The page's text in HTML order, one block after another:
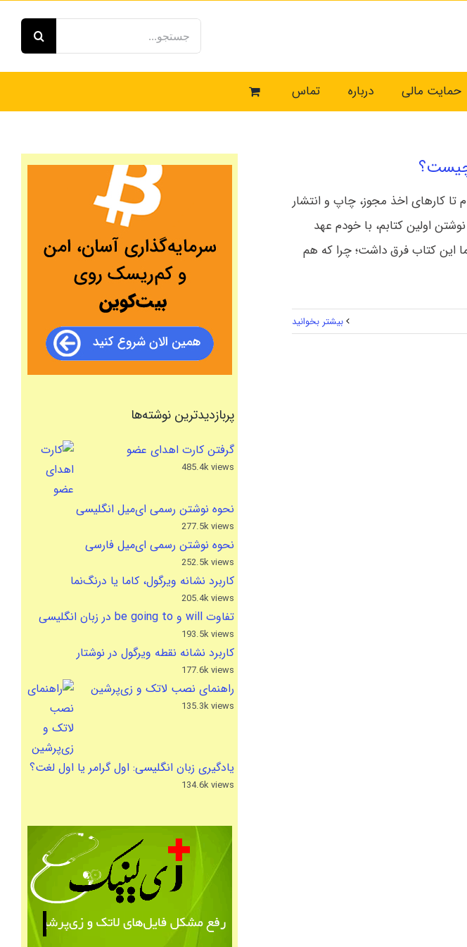
جستجو
برای:
حمایت مالی درباره تماس
تا کارهای اخذ مجوز، چاپ و انتشار
اولین کتابم، با خودم عهد
این کتاب فرق داشت؛ چرا که هم
بیشتر بخوانید
پربازدیدترین نوشته‌ها
گرفتن کارت اهدای عضو
485.4k views
نحوه نوشتن رسمی ای‌میل انگلیسی
277.5k views
نحوه نوشتن رسمی ای‌میل فارسی
252.5k views
کاربرد نشانه ویرگول، کاما یا درنگ‌نما
205.4k views
تفاوت will و be going to در زبان انگلیسی
193.5k views
کاربرد نشانه نقطه ویرگول در نوشتار
177.6k views
راهنمای نصب لاتک و زی‌پرشین
135.3k views
یادگیری زبان انگلیسی: اول گرامر یا اول لغت؟
134.6k views